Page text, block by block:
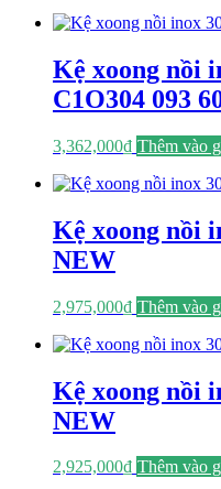
Kệ xoong nồi
C1O304 093
3,362,000₫ Thêm vào
Kệ xoong nồi
NEW
2,975,000₫ Thêm vào
Kệ xoong nồi
NEW
2,925,000₫ Thêm vào